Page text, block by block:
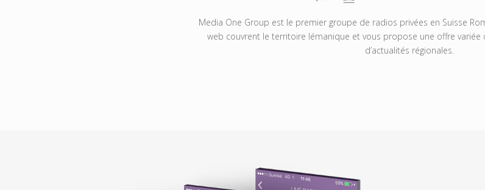
Media One Group est le premier groupe de radios privées en Suisse
web couvrent le territoire lémanique et vous propose une offre variée
d’actualités régionales.